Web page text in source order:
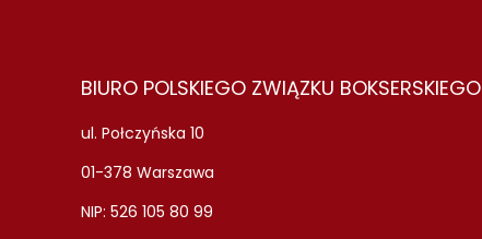
BIURO POLSKIEGO ZWIĄZKU BOKSERSKIEGO
ul. Połczyńska 10
01-378 Warszawa
NIP: 526 105 80 99